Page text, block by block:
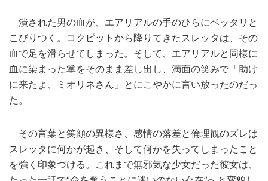
潰された男の血が、エアリアルの手のひらにベッタリと
こびりつく。コクピットから降りてきたスレッタは、その
血で足を滑らせてしまった。そして、エアリアルと同様に
血に染まった掌をそのまま差し出し、満面の笑みで「助け
に来たよ、ミオリネさん」とにこやかに言い放ったのだっ
た。
その言葉と笑顔の異様さ、感情の落差と倫理観のズレは
スレッタに何かが起き、そして何かを失ってしまったこと
を強く印象づける。これまで無邪気な少女だった彼女は、